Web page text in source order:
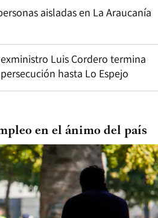
aisladas en La Araucanía
Luis Cordero termina
hasta Lo Espejo
en el ánimo del país